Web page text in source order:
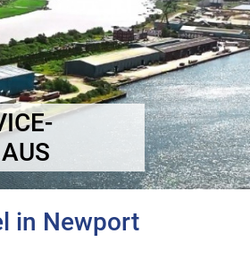
in Newport